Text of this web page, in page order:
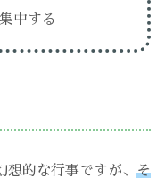
中する
的な行事ですが、 そ